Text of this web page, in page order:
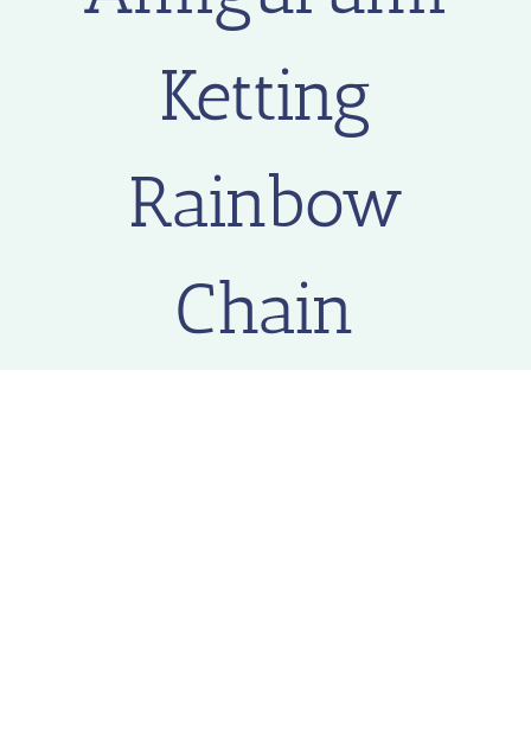
Ketting
Rainbow
Chain